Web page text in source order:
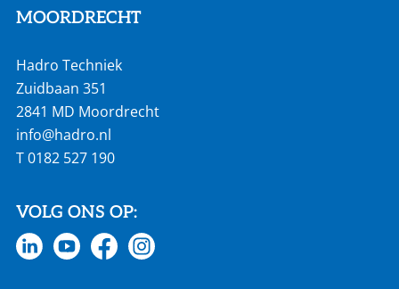
MOORDRECHT
Hadro Techniek
Zuidbaan 351
2841 MD Moordrecht
info@hadro.nl
T0182 527 190
VOLG ONS OP: